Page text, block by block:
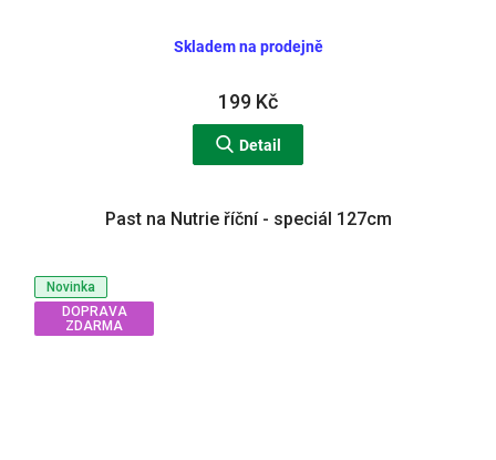
Skladem na prodejně
199 Kč
Detail
Novinka
DOPRAVA
ZDARMA
Past na Nutrie říční - speciál 127cm